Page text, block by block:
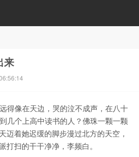
来
得像在天边，哭的泣不成声，在八十
几个上高中读书的人？佛珠一颗一颗
迈着她迟缓的脚步漫过北方的天空，
打扫的干干净净，李频白。